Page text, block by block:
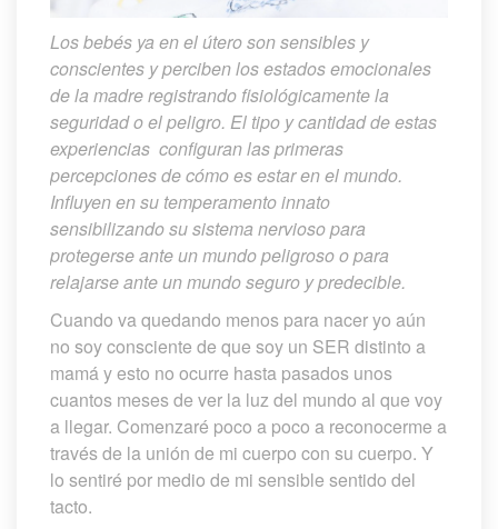
Los bebés ya en el útero son sensibles y
conscientes y perciben los estados emocionales
de la madre registrando fisiológicamente la
eguridad o el peligro. El tipo y cantidad de estas
experiencias configuran las primeras
percepciones de cómo es estar en el mundo.
Influyen en su temperamento innato
ensibilizando su sistema nervioso para
protegerse ante un mundo peligroso o para
relajarse ante un mundo seguro y predecible.
Cuando va quedando menos para nacer yo aún
no soy consciente de que soy un SER distinto a
mamá y esto no ocurre hasta pasados unos
cuantos meses de ver la luz del mundo al que voy
a llegar. Comenzaré poco a poco a reconocerme a
través de la unión de mi cuerpo con su cuerpo. Y
lo sentiré por medio de mi sensible sentido del
tacto.